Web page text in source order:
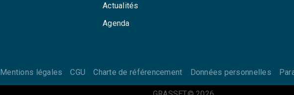
Actualités
Agenda
Mentions légales CGU Charte de référencement Données personnelles